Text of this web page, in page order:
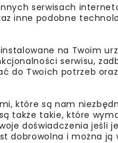
serwisach
inne podobne
na Twoim
serwisu,
do Twoich potrzeb
które są nam
także takie, które
doświadczenia jeśli
dobrowolna i można